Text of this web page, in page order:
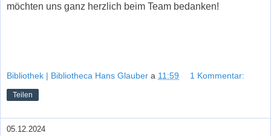
möchten uns ganz herzlich beim Team bedanken!
Bibliothek | Bibliotheca Hans Glauber a 11:59 1 Kommentar:
Teilen
05.12.2024